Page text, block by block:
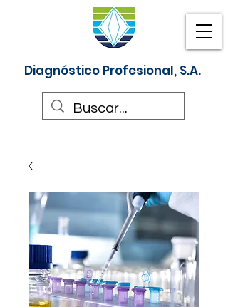
Diagnóstico Profesional, S.A.